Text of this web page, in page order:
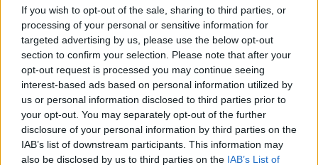
If you wish to opt-out of the sale, sharing to third parties, or
processing of your personal or sensitive information for
targeted advertising by us, please use the below opt-out
section to confirm your selection. Please note that after your
opt-out request is processed you may continue seeing
interest-based ads based on personal information utilized by
us or personal information disclosed to third parties prior to
your opt-out. You may separately opt-out of the further
disclosure of your personal information by third parties on the
IAB’s list of downstream participants. This information may
also be disclosed by us to third parties on the IAB’s List of
Nostalgia del sangue blu
Teste calde
Non avere e non essere
Armiamoci e... avviatevi
Da Capodanno a Carnevale
Schizzi di fango
Fine anno al ristorante
La festa di Capodanno
Natale 2024
Re e regnanti